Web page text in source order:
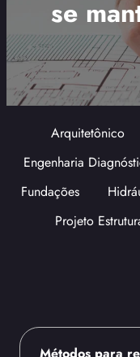
se
Arquitetônico
Engenharia
Fundações
Projeto